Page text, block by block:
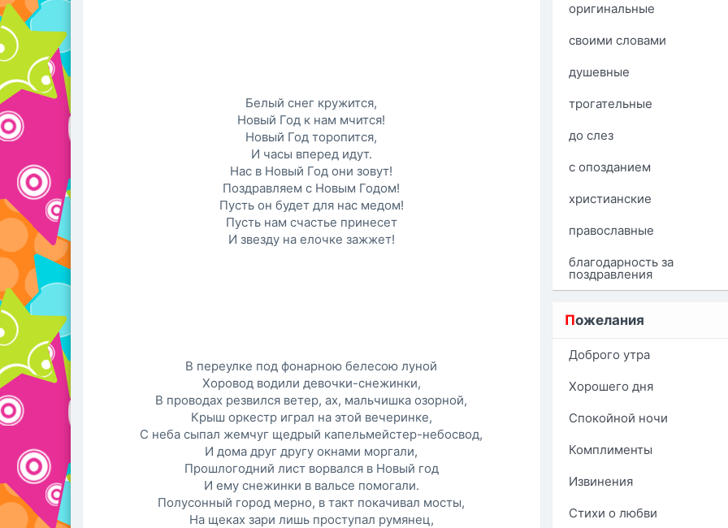
Белый снег кружится,
Новый Год к нам мчится!
Новый Год торопится,
И часы вперед идут.
Нас в Новый Год они зовут!
Поздравляем с Новым Годом!
Пусть он будет для нас медом!
Пусть нам счастье принесет
И звезду на елочке зажжет!
В переулке под фонарною белесою луной
Хоровод водили девочки-снежинки,
В проводах резвился ветер, ах, мальчишка озорной,
Крыш оркестр играл на этой вечеринке,
С неба сыпал жемчуг щедрый капельмейстер-небосвод,
И дома друг другу окнами моргали,
Прошлогодний лист ворвался в Новый год
И ему снежинки в вальсе помогали.
Полусонный город мерно, в такт покачивал мосты,
На щеках зари лишь проступал румянец,
оригинальные
своими словами
душевные
трогательные
до слез
с опозданием
христианские
православные
благодарность за
поздравления
Пожелания
Доброго утра
Хорошего дня
Спокойной ночи
Комплименты
Извинения
Стихи о любви